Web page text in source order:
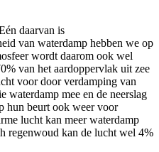
daarvan is
van waterdamp hebben we op
wordt daarom ook wel
van het aardoppervlak uit zee
voor door verdamping van
waterdamp mee en de neerslag
hun beurt ook weer voor
lucht kan meer waterdamp
regenwoud kan de lucht wel 4%